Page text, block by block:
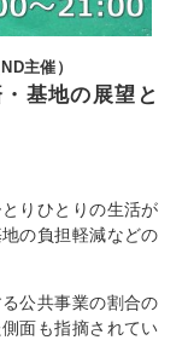
主催）
基地の展望と
りひとりの生活が
の負担軽減などの
公共事業の割合の
面も指摘されてい